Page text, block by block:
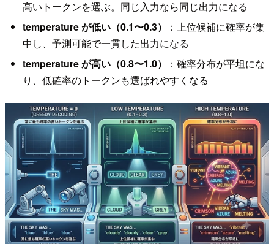
高いトークンを選ぶ。同じ入力なら同じ出力になる
temperature が低い（0.1〜0.3）
：上位候補に確率が集
中し、予測可能で一貫した出力になる
temperature が高い（0.8〜1.0）
：確率分布が平坦にな
り、低確率のトークンも選ばれやすくなる